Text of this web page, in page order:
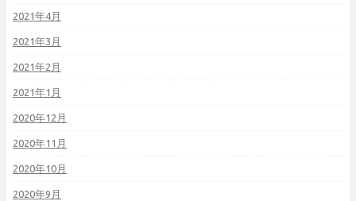
2021年4月
2021年3月
2021年2月
2021年1月
2020年12月
2020年11月
2020年10月
2020年9月